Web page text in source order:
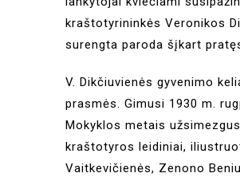
kraštotyrininkės Veronikos
surengta paroda šįkart
V. Dikčiuvienės gyvenimo
prasmės. Gimusi 1930 m.
Mokyklos metais
kraštotyros leidiniai,
Vaitkevičienės, Zenono